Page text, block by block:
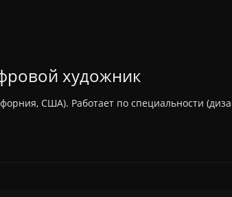
художник
США). Работает по специальности